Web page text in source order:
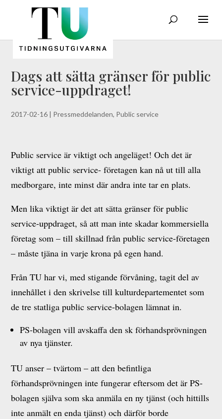
Dags att sätta gränser för public
service-uppdraget!
2017-02-16 | Pressmeddelanden, Public service
Public service är viktigt och angeläget! Och det är
viktigt att public service- företagen kan nå ut till alla
medborgare, inte minst där andra inte tar en plats.
Men lika viktigt är det att sätta gränser för public
service-uppdraget, så att man inte skadar kommersiella
företag som – till skillnad från public service-företagen
– måste tjäna in varje krona på egen hand.
Från TU har vi, med stigande förvåning, tagit del av
innehållet i den skrivelse till kulturdepartementet som
de tre statliga public service-bolagen lämnat in.
PS-bolagen vill avskaffa den sk förhandsprövningen
av nya tjänster.
TU anser – tvärtom – att den befintliga
förhandsprövningen inte fungerar eftersom det är PS-
bolagen själva som ska anmäla en ny tjänst (och hittills
inte anmält en enda tjänst) och därför borde